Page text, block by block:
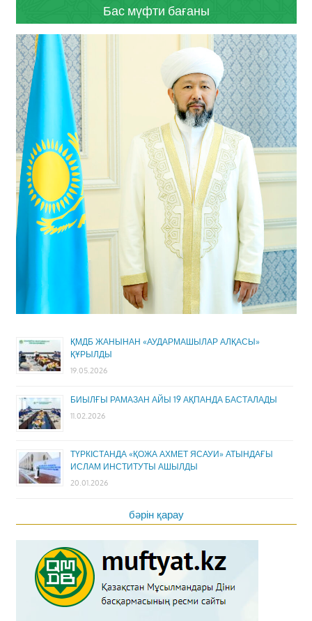
Бас мүфти бағаны
ҚМДБ ЖАНЫНАН «АУДАРМАШЫЛАР АЛҚАСЫ»
ҚҰРЫЛДЫ
19.05.2026
БИЫЛҒЫ РАМАЗАН АЙЫ 19 АҚПАНДА БАСТАЛАДЫ
11.02.2026
ТҮРКІСТАНДА «ҚОЖА АХМЕТ ЯСАУИ» АТЫНДАҒЫ
ИСЛАМ ИНСТИТУТЫ АШЫЛДЫ
20.01.2026
бәрін қарау